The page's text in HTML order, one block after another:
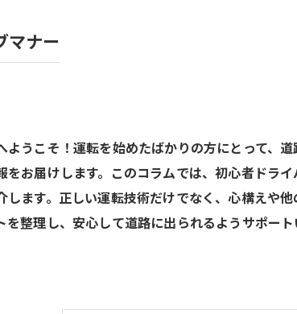
マナー
ようこそ！運転を始めたばかりの方にとって、
をお届けします。このコラムでは、初心者ドラ
します。正しい運転技術だけでなく、心構えや
を整理し、安心して道路に出られるようサポー